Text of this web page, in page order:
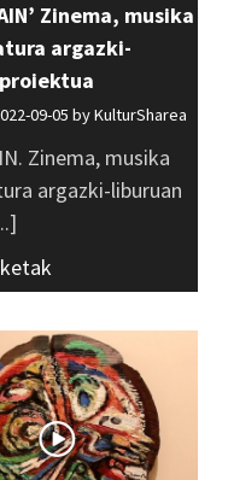
Zinema, musika
argazki-
09-05 byKulturSharea
Zinema, musika
argazki-liburuan